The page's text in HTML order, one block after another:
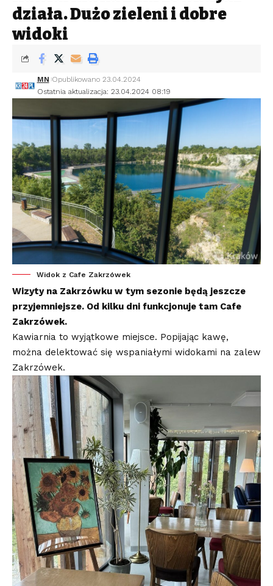
działa. Dużo zieleni i dobre
widoki
Ostatnia aktualizacja: 23.04.2024 08:19
MN Opublikowano 23.04.2024
Widok z Cafe Zakrzówek
Wizyty na Zakrzówku w tym sezonie będą jeszcze
przyjemniejsze. Od kilku dni funkcjonuje tam Cafe
Zakrzówek.
Kawiarnia to wyjątkowe miejsce. Popijając kawę,
można delektować się wspaniałymi widokami na zalew
Zakrzówek.